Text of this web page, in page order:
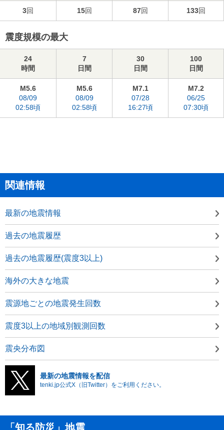
3回 15回 87回 133回
震度規模の最大
24
時間
7
日間
30
日間
100
日間
M5.6
08/09
02:58頃
M5.6
08/09
02:58頃
M7.1
07/28
16:27頃
M7.2
06/25
07:30頃
関連情報
最新の地震情報
過去の地震履歴
過去の地震履歴(震度3以上)
海外の大きな地震
震源地ごとの地震発生回数
震度3以上の地域別観測回数
震央分布図
最新の地震情報を配信
tenki.jp公式X（旧Twitter）をご利用ください。
「知る防災」地震